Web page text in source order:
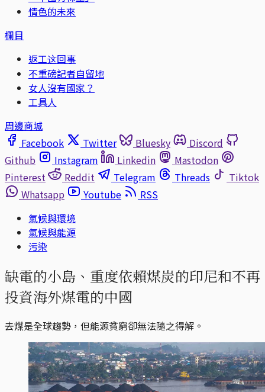
情色的未來
欄目
返工这回事
不重磅記者自留地
女人沒有國家？
工具人
周邊商城
Facebook
Twitter Bluesky
Discord
Github
Instagram Linkedin
Mastodon
Pinterest
Reddit Telegram Threads
Tiktok
Whatsapp
Youtube
RSS
氣候與環境
氣候與能源
污染
缺電的小島、重度依賴煤炭的印尼和不再
投資海外煤電的中國
去煤是全球趨勢，但能源貧窮卻無法隨之得解。